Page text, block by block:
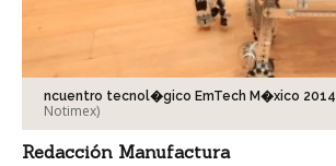
ncuentro tecnol�gico EmTech M�xico 2014
Notimex)
Redacción Manufactura